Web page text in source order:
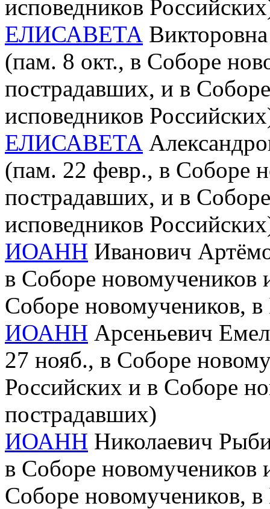
исповедников
ЕЛИСАВЕТА
(пам. 8 окт., в Соборе
пострадавших, и в
исповедников
ЕЛИСАВЕТА
(пам. 22 февр., в Соборе
пострадавших, и в
исповедников
ИОАНН Иванович
в Соборе новомучеников
Соборе новомучеников,
ИОАНН Арсеньевич
27 нояб., в Соборе
Российских и в Соборе
пострадавших)
ИОАНН Николаевич
в Соборе новомучеников
Соборе новомучеников,